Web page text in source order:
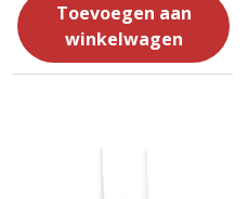
Toevoegen aan
winkelwagen